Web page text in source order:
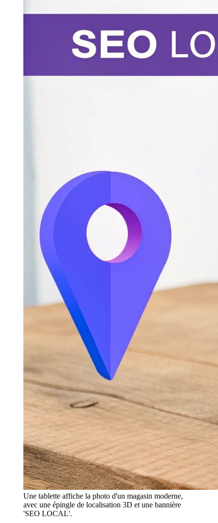
Une tablette affiche la photo d'un magasin moderne,
avec une épingle de localisation 3D et une bannière
'SEO LOCAL'.